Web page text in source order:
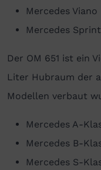
Mercedes Viano
Mercedes
Der OM 651 ist ein
Liter Hubraum der
Modellen verbaut
Mercedes A-
Mercedes B-
Mercedes S-